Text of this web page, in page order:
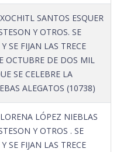
XOCHITL SANTOS ESQUER
Y OTROS. SE
SE FIJAN LAS TRECE
OCTUBRE DE DOS MIL
SE CELEBRE LA
ALEGATOS (10738)
LORENA LÓPEZ NIEBLAS
Y OTROS . SE
SE FIJAN LAS TRECE